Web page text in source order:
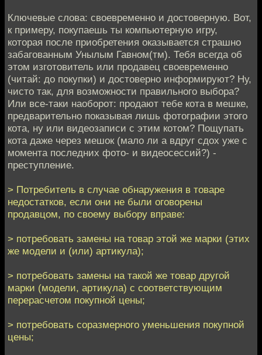
Ключевые слова: своевременно и достоверную. Вот,
к примеру, покупаешь ты компьютерную игру,
которая после приобретения оказывается страшно
забагованным Унылым Гавном(тм). Тебя всегда об
этом изготовитель или продавец своевременно
(читай: до покупки) и достоверно информируют? Ну,
чисто так, для возможности правильного выбора?
Или все-таки наоборот: продают тебе кота в мешке,
предварительно показывая лишь фотографии этого
кота, ну или видеозаписи с этим котом? Пощупать
кота даже через мешок (мало ли а вдруг сдох уже с
момента последних фото- и видеосессий?) -
преступление.
> Потребитель в случае обнаружения в товаре
недостатков, если они не были оговорены
продавцом, по своему выбору вправе:
> потребовать замены на товар этой же марки (этих
же модели и (или) артикула);
> потребовать замены на такой же товар другой
марки (модели, артикула) с соответствующим
перерасчетом покупной цены;
> потребовать соразмерного уменьшения покупной
цены;